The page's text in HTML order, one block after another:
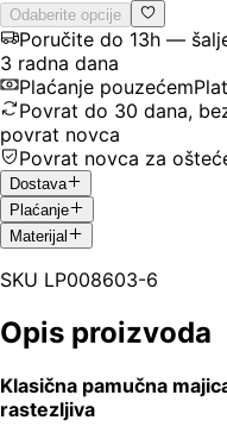
Odaberite opcije
Poručite do 13h —
3 radna dana
Plaćanje pouzećem
Povrat do 30 dana,
povrat novca
Povrat novca za
Dostava
Plaćanje
Materijal
SKU LP008603-6
Opis proizvoda
Klasična pamučna
rastezljiva